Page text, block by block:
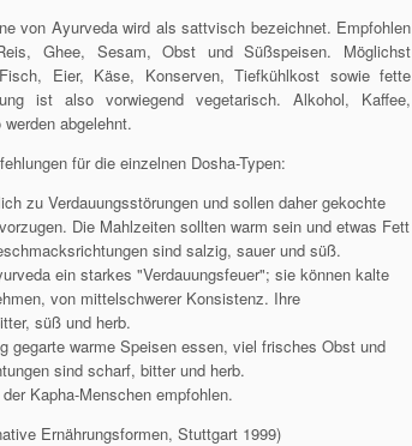
von Ayurveda wird als sattvisch bezeichnet. Empfohlen
Ghee, Sesam, Obst und Süßspeisen. Möglichst
Eier, Käse, Konserven, Tiefkühlkost sowie fette
ist also vorwiegend vegetarisch. Alkohol, Kaffee,
abgelehnt.
für die einzelnen Dosha-Typen:
zu Verdauungsstörungen und sollen daher gekochte
Die Mahlzeiten sollten warm sein und etwas Fett
sind salzig, sauer und süß.
ein starkes "Verdauungsfeuer"; sie können kalte
von mittelschwerer Konsistenz. Ihre
süß und herb.
gegarte warme Speisen essen, viel frisches Obst und
sind scharf, bitter und herb.
Kapha-Menschen empfohlen.
Ernährungsformen, Stuttgart 1999)